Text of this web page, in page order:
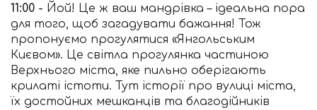
11:00 - Йой! Це ж ваш мандрівка – ідеальна пора
для того, щоб загадувати бажання! Тож
пропонуємо прогулятися «Янгольським
Києвом». Це світла прогулянка частиною
Верхнього міста, яке пильно оберігають
крилаті істоти. Тут історії про вулиці міста,
їх достойних мешканців та благодійників